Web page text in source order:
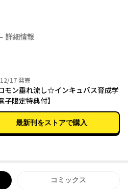
な学園生活の反面、学園“性活”は
チないたずらをされてしまい……!?
よくなっちゃうからぁ！」
手に犯されて…先生とドロドロな
ゃう！
詳細情報
172019年12月17日
発売
モン垂れ流し☆インキュバス育成学
子限定特典付】
最新刊をストアで購入
コミックス